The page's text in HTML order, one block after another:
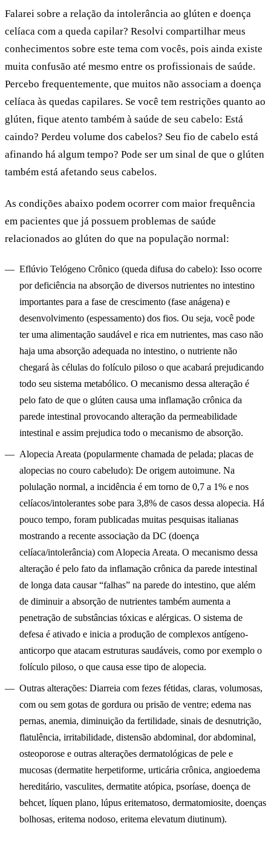
Falarei sobre a relação da intolerância ao glúten e doença
celíaca com a queda capilar? Resolvi compartilhar meus
conhecimentos sobre este tema com vocês, pois ainda existe
muita confusão até mesmo entre os profissionais de saúde.
Percebo frequentemente, que muitos não associam a doença
celíaca às quedas capilares. Se você tem restrições quanto ao
glúten, fique atento também à saúde de seu cabelo: Está
caindo? Perdeu volume dos cabelos? Seu fio de cabelo está
afinando há algum tempo? Pode ser um sinal de que o glúten
também está afetando seus cabelos.
As condições abaixo podem ocorrer com maior frequência
em pacientes que já possuem problemas de saúde
relacionados ao glúten do que na população normal:
Eflúvio Telógeno Crônico (queda difusa do cabelo): Isso ocorre
por deficiência na absorção de diversos nutrientes no intestino
importantes para a fase de crescimento (fase anágena) e
desenvolvimento (espessamento) dos fios. Ou seja, você pode
ter uma alimentação saudável e rica em nutrientes, mas caso não
haja uma absorção adequada no intestino, o nutriente não
chegará às células do folículo piloso o que acabará prejudicando
todo seu sistema metabólico. O mecanismo dessa alteração é
pelo fato de que o glúten causa uma inflamação crônica da
parede intestinal provocando alteração da permeabilidade
intestinal e assim prejudica todo o mecanismo de absorção.
Alopecia Areata (popularmente chamada de pelada; placas de
alopecias no couro cabeludo): De origem autoimune. Na
polulação normal, a incidência é em torno de 0,7 a 1% e nos
celíacos/intolerantes sobe para 3,8% de casos dessa alopecia. Há
pouco tempo, foram publicadas muitas pesquisas italianas
mostrando a recente associação da DC (doença
celíaca/intolerância) com Alopecia Areata. O mecanismo dessa
alteração é pelo fato da inflamação crônica da parede intestinal
de longa data causar “falhas” na parede do intestino, que além
de diminuir a absorção de nutrientes também aumenta a
penetração de substâncias tóxicas e alérgicas. O sistema de
defesa é ativado e inicia a produção de complexos antígeno-
anticorpo que atacam estruturas saudáveis, como por exemplo o
folículo piloso, o que causa esse tipo de alopecia.
Outras alterações: Diarreia com fezes fétidas, claras, volumosas,
com ou sem gotas de gordura ou prisão de ventre; edema nas
pernas, anemia, diminuição da fertilidade, sinais de desnutrição,
flatulência, irritabilidade, distensão abdominal, dor abdominal,
osteoporose e outras alterações dermatológicas de pele e
mucosas (dermatite herpetiforme, urticária crônica, angioedema
hereditário, vasculites, dermatite atópica, psoríase, doença de
behcet, líquen plano, lúpus eritematoso, dermatomiosite, doenças
bolhosas, eritema nodoso, eritema elevatum diutinum).